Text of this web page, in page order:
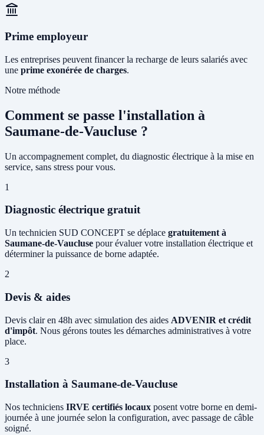
Prime employeur
Les entreprises peuvent financer la recharge de leurs salariés avec
une prime exonérée de charges.
Notre méthode
Comment se passe l'installation à
Saumane-de-Vaucluse ?
Un accompagnement complet, du diagnostic électrique à la mise en
service, sans stress pour vous.
1
Diagnostic électrique gratuit
Un technicien SUD CONCEPT se déplace gratuitement à
Saumane-de-Vaucluse pour évaluer votre installation électrique et
déterminer la puissance de borne adaptée.
2
Devis & aides
Devis clair en 48h avec simulation des aides ADVENIR et crédit
d'impôt. Nous gérons toutes les démarches administratives à votre
place.
3
Installation à Saumane-de-Vaucluse
Nos techniciens IRVE certifiés locaux posent votre borne en demi-
journée à une journée selon la configuration, avec passage de câble
soigné.